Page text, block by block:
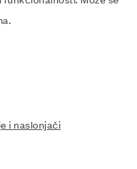
i naslonjači